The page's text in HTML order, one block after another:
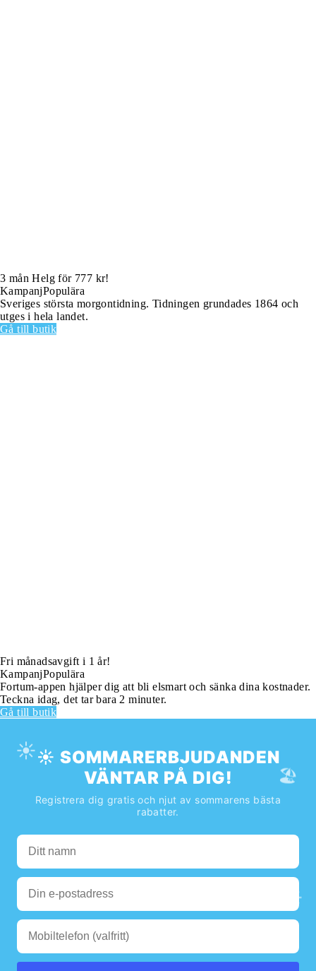
3 mån Helg för 777 kr!
KampanjPopulära
Sveriges största morgontidning. Tidningen grundades 1864 och
utges i hela landet.
Gå till butik
Fri månadsavgift i 1 år!
KampanjPopulära
Fortum-appen hjälper dig att bli elsmart och sänka dina kostnader.
Teckna idag, det tar bara 2 minuter.
Gå till butik
☀️
🏖️
🌊
☀️
☀️ SOMMARERBJUDANDEN
VÄNTAR PÅ DIG!
Registrera dig gratis och njut av sommarens bästa
rabatter.